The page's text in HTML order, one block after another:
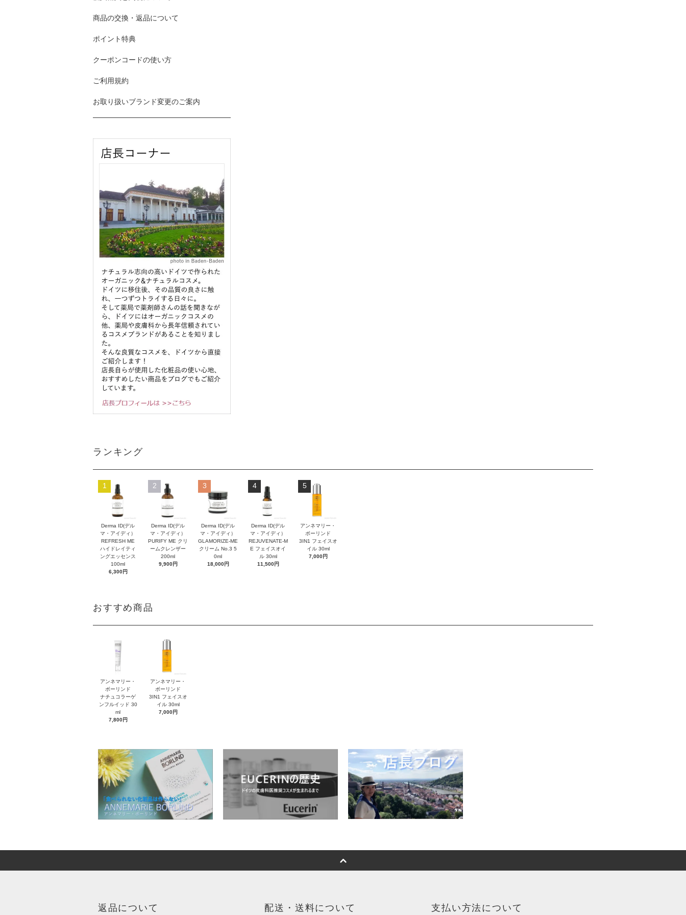
商品の交換・返品について
ポイント特典
クーポンコードの使い方
ご利用規約
お取り扱いブランド変更のご案内
ランキング
1
Derma ID(デル
マ・アイディ）
REFRESH ME
ハイドレイティ
ングエッセンス
100ml
6,300円
2
Derma ID(デル
マ・アイディ）
PURIFY ME クリ
ームクレンザー
200ml
9,900円
3
Derma ID(デル
マ・アイディ）
GLAMORIZE-ME
クリーム No.3 5
0ml
18,000円
4
Derma ID(デル
マ・アイディ）
REJUVENATE-M
E フェイスオイ
ル 30ml
11,500円
5
アンネマリー・
ボーリンド
3IN1 フェイスオ
イル 30ml
7,000円
おすすめ商品
アンネマリー・
ボーリンド
ナチュコラーゲ
ンフルイッド 30
ml
7,800円
アンネマリー・
ボーリンド
3IN1 フェイスオ
イル 30ml
7,000円
返品について 配送・送料について 支払い方法について